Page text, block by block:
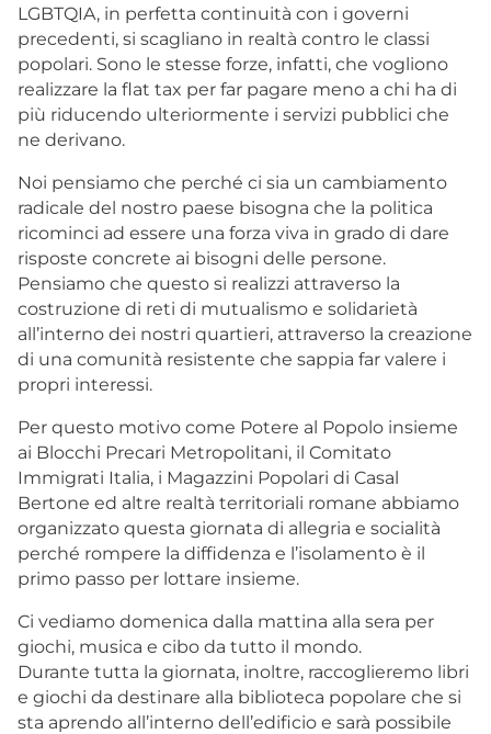
LGBTQIA, in perfetta continuità con i governi
precedenti, si scagliano in realtà contro le classi
popolari. Sono le stesse forze, infatti, che vogliono
realizzare la flat tax per far pagare meno a chi ha di
più riducendo ulteriormente i servizi pubblici che
ne derivano.
Noi pensiamo che perché ci sia un cambiamento
radicale del nostro paese bisogna che la politica
ricominci ad essere una forza viva in grado di dare
risposte concrete ai bisogni delle persone.
Pensiamo che questo si realizzi attraverso la
costruzione di reti di mutualismo e solidarietà
all’interno dei nostri quartieri, attraverso la creazione
di una comunità resistente che sappia far valere i
propri interessi.
Per questo motivo come Potere al Popolo insieme
ai Blocchi Precari Metropolitani, il Comitato
Immigrati Italia, i Magazzini Popolari di Casal
Bertone ed altre realtà territoriali romane abbiamo
organizzato questa giornata di allegria e socialità
perché rompere la diffidenza e l’isolamento è il
primo passo per lottare insieme.
Ci vediamo domenica dalla mattina alla sera per
giochi, musica e cibo da tutto il mondo.
Durante tutta la giornata, inoltre, raccoglieremo libri
e giochi da destinare alla biblioteca popolare che si
sta aprendo all’interno dell’edificio e sarà possibile